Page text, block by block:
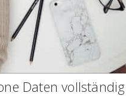
Daten